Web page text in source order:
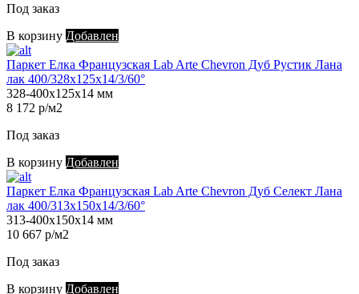
Под заказ
В корзину Добавлен
Паркет Елка Французская Lab Arte Chevron Дуб Рустик Лана
лак 400/328х125х14/3/60°
328-400х125х14 мм
8 172 р/м2
Под заказ
В корзину Добавлен
Паркет Елка Французская Lab Arte Chevron Дуб Селект Лана
лак 400/313х150х14/3/60°
313-400х150х14 мм
10 667 р/м2
Под заказ
В корзину Добавлен